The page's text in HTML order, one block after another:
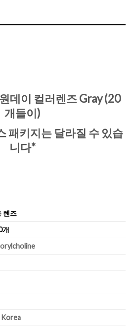
데이 컬러렌즈 Gray (20
개들이)
패키지는 달라질 수 있습
니다*
렌즈
개
Korea